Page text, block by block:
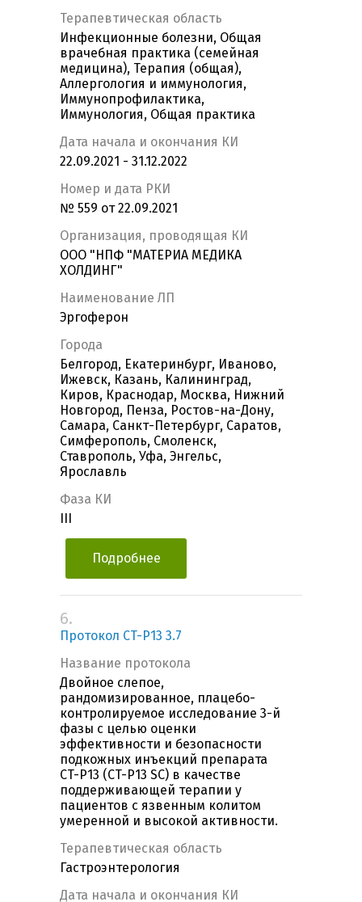
Терапевтическая область
Инфекционные болезни, Общая
врачебная практика (семейная
медицина), Терапия (общая),
Аллергология и иммунология,
Иммунопрофилактика,
Иммунология, Общая практика
Дата начала и окончания КИ
22.09.2021 - 31.12.2022
Номер и дата РКИ
№ 559 от 22.09.2021
Организация, проводящая КИ
ООО "НПФ "МАТЕРИА МЕДИКА
ХОЛДИНГ"
Наименование ЛП
Эргоферон
Города
Белгород, Екатеринбург, Иваново,
Ижевск, Казань, Калининград,
Киров, Краснодар, Москва, Нижний
Новгород, Пенза, Ростов-на-Дону,
Самара, Санкт-Петербург, Саратов,
Симферополь, Смоленск,
Ставрополь, Уфа, Энгельс,
Ярославль
Фаза КИ
Подробнее
6.
Протокол CT-P13 3.7
Название протокола
Двойное слепое,
рандомизированное, плацебо-
контролируемое исследование 3-й
фазы с целью оценки
эффективности и безопасности
подкожных инъекций препарата
CT-P13 (CT-P13 SC) в качестве
поддерживающей терапии у
пациентов с язвенным колитом
умеренной и высокой активности.
Терапевтическая область
Гастроэнтерология
Дата начала и окончания КИ